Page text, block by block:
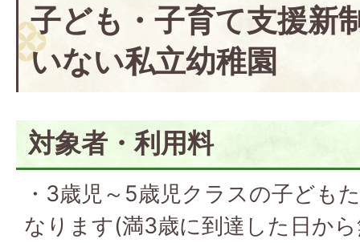
子ども・子育て支援新
いない私立幼稚園
対象者・利用料
・3歳児～5歳児クラスの子ども
なります(満3歳に到達した日か